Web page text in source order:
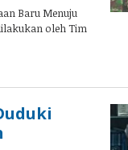
Baru Menuju
oleh Tim